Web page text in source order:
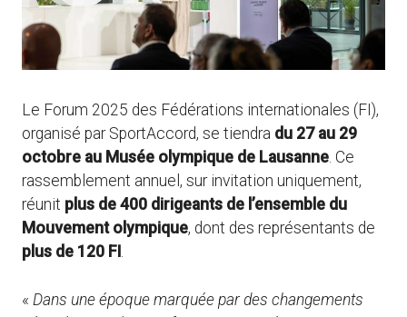
Le Forum 2025 des Fédérations internationales (FI),
organisé par SportAccord, se tiendra du 27 au 29
octobre au Musée olympique de Lausanne. Ce
rassemblement annuel, sur invitation uniquement,
réunit plus de 400 dirigeants de l’ensemble du
Mouvement olympique, dont des représentants de
plus de 120 FI .
« Dans une époque marquée par des changements